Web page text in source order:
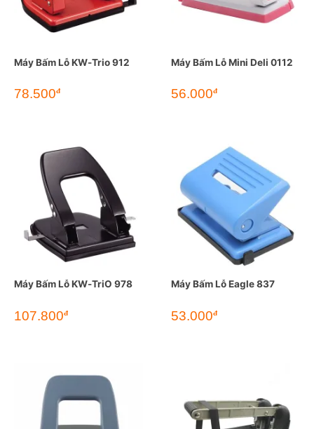
Máy Bấm Lỗ KW-Trio 912
78.500đ
Máy Bấm Lỗ Mini Deli 0112
56.000đ
Máy Bấm Lỗ KW-TriO 978
107.800đ
Máy Bấm Lỗ Eagle 837
53.000đ